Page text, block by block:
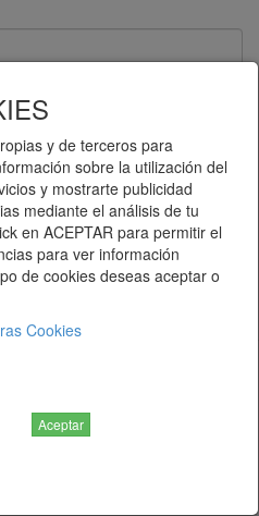
y de terceros para
sobre la utilización del
y mostrarte publicidad
mediante el análisis de tu
en ACEPTAR para permitir el
para ver información
de cookies deseas aceptar o
Cookies
Aceptar